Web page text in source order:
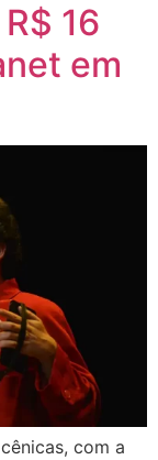
16
em
com a